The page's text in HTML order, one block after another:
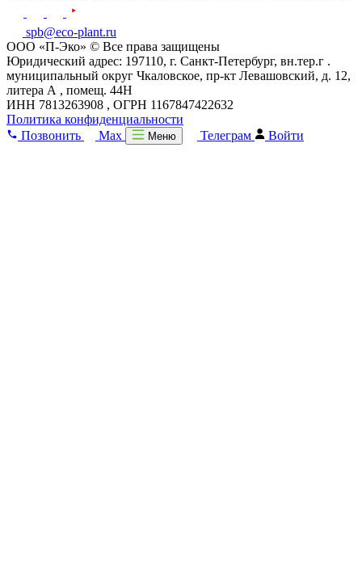
spb@eco-plant.ru
ООО «П-Эко» © Все права защищены
Юридический адрес: 197110, г. Санкт-Петербург, вн.тер.г .
муниципальный округ Чкаловское, пр-кт Левашовский, д. 12,
литера А , помещ. 44Н
ИНН 7813263908 , ОГРН 1167847422632
Политика конфиденциальности
Позвонить
Max Меню Телеграм Войти